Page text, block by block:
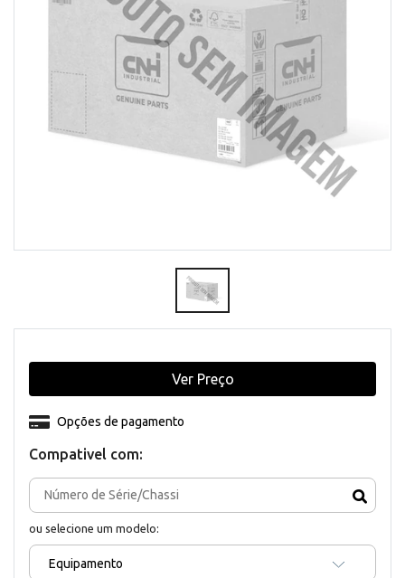
Compativel com:
ou selecione um modelo:
Equipamento
Opções de pagamento
Ver Preço